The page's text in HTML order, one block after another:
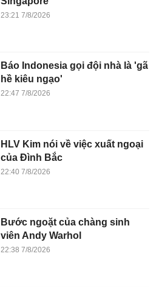
23:21 7/8/2026
Báo Indonesia gọi đội nhà là 'gã
hề kiêu ngạo'
22:47 7/8/2026
HLV Kim nói về việc xuất ngoại
của Đình Bắc
22:40 7/8/2026
Bước ngoặt của chàng sinh
viên Andy Warhol
22:38 7/8/2026